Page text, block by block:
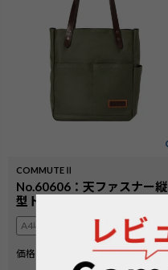
COMMUTEⅡ
No.60606：天ファスナー縦
型トート（豊岡鞄）
A4収納可
価格 税込